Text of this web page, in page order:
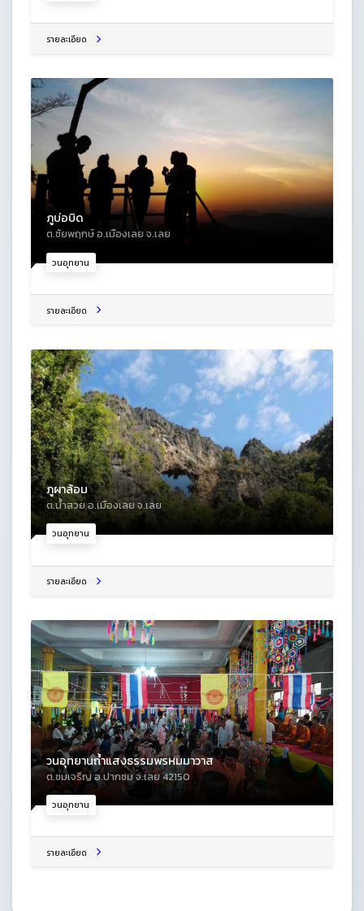
รายละเอียด
วนอุทยาน
ภูบ่อบิด
ต.ชัยพฤกษ์ อ.เมืองเลย จ.เลย
รายละเอียด
วนอุทยาน
ภูผาล้อม
ต.น้ำสวย อ.เมืองเลย จ.เลย
รายละเอียด
วนอุทยาน
วนอุทยานถ้ำแสงธรรมพรหมมาวาส
ต.ชมเจริญ อ.ปากชม จ.เลย 42150
รายละเอียด